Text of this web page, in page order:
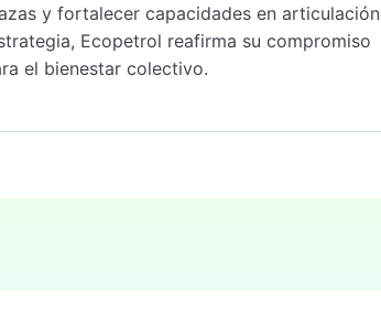
y fortalecer capacidades en articulación
Ecopetrol reafirma su compromiso
el bienestar colectivo.